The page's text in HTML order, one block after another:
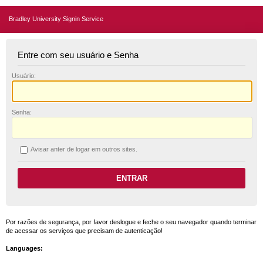
Bradley University Signin Service
Entre com seu usuário e Senha
Usuário:
Senha:
Avisar anter de logar em outros sites.
Por razões de segurança, por favor deslogue e feche o seu navegador quando terminar
de acessar os serviços que precisam de autenticação!
Languages: